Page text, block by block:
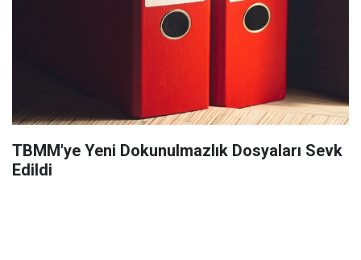
TBMM'ye Yeni Dokunulmazlık Dosyaları Sevk
Edildi